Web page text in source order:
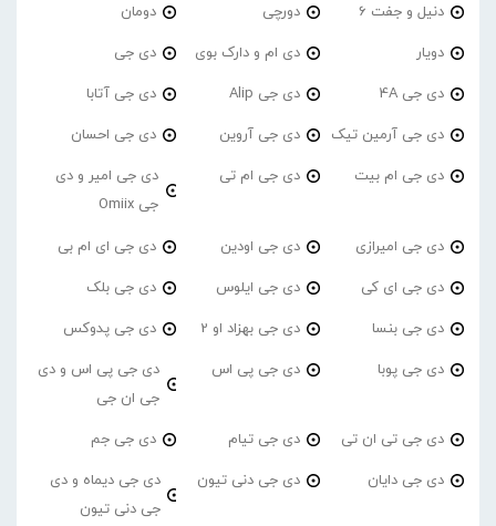
دنیل و جفت 6 دورچی دومان
دویار دی ام و دارک بوی دی جی
دی جی 4A دی جی Alip دی جی آتابا
دی جی آرمین تیک دی جی آروین دی جی احسان
دی جی ام بیت دی جی ام تی
دی جی امیر و دی
جی Omiix
دی جی امیرازی دی جی اودین دی جی ای ام بی
دی جی ای کی دی جی ایلوس دی جی بلک
دی جی بنسا دی جی بهزاد او 2 دی جی پدوکس
دی جی پوبا دی جی پی اس
دی جی پی اس و دی
جی ان جی
دی جی تی ان تی دی جی تیام دی جی جم
دی جی دایان دی جی دنی تیون
دی جی دیماه و دی
جی دنی تیون